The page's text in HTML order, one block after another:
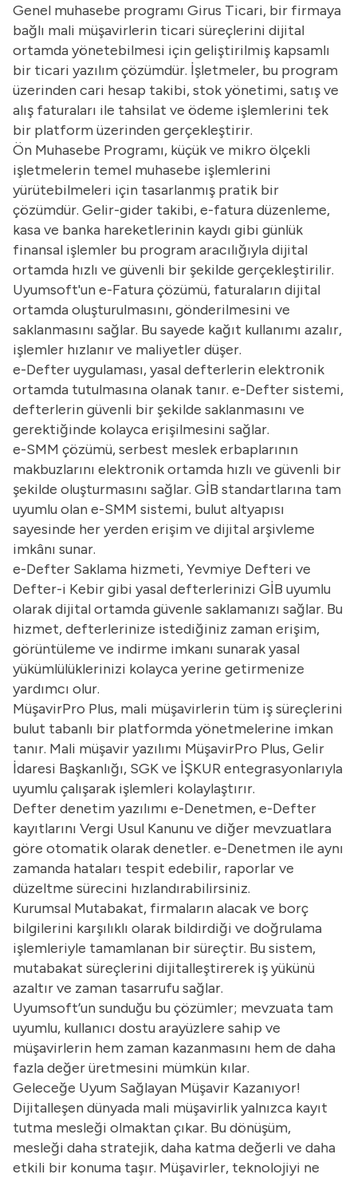
Genel muhasebe programı Girus Ticari, bir firmaya
bağlı mali müşavirlerin ticari süreçlerini dijital
ortamda yönetebilmesi için geliştirilmiş kapsamlı
bir ticari yazılım çözümdür. İşletmeler, bu program
üzerinden cari hesap takibi, stok yönetimi, satış ve
alış faturaları ile tahsilat ve ödeme işlemlerini tek
bir platform üzerinden gerçekleştirir.
Ön Muhasebe Programı, küçük ve mikro ölçekli
işletmelerin temel muhasebe işlemlerini
yürütebilmeleri için tasarlanmış pratik bir
çözümdür. Gelir-gider takibi, e-fatura düzenleme,
kasa ve banka hareketlerinin kaydı gibi günlük
finansal işlemler bu program aracılığıyla dijital
ortamda hızlı ve güvenli bir şekilde gerçekleştirilir.
Uyumsoft'une-Faturaçözümü, faturaların dijital
ortamda oluşturulmasını, gönderilmesini ve
saklanmasını sağlar. Bu sayede kağıt kullanımı azalır,
işlemler hızlanır ve maliyetler düşer.
e-Defteruygulaması, yasal defterlerin elektronik
ortamda tutulmasına olanak tanır. e-Defter sistemi,
defterlerin güvenli bir şekilde saklanmasını ve
gerektiğinde kolayca erişilmesini sağlar.
e-SMM çözümü, serbest meslek erbaplarının
makbuzlarını elektronik ortamda hızlı ve güvenli bir
şekilde oluşturmasını sağlar. GİB standartlarına tam
uyumlu olan e-SMM sistemi, bulut altyapısı
sayesinde her yerden erişim ve dijital arşivleme
imkânı sunar.
e-Defter Saklama hizmeti, Yevmiye Defteri ve
Defter-i Kebir gibi yasal defterlerinizi GİB uyumlu
olarak dijital ortamda güvenle saklamanızı sağlar. Bu
hizmet, defterlerinize istediğiniz zaman erişim,
görüntüleme ve indirme imkanı sunarak yasal
yükümlülüklerinizi kolayca yerine getirmenize
yardımcı olur.
MüşavirPro Plus, mali müşavirlerin tüm iş süreçlerini
bulut tabanlı bir platformda yönetmelerine imkan
tanır. Mali müşavir yazılımı MüşavirPro Plus, Gelir
İdaresi Başkanlığı, SGK ve İŞKUR entegrasyonlarıyla
uyumlu çalışarak işlemleri kolaylaştırır.
Defter denetim yazılımı e-Denetmen, e-Defter
kayıtlarını Vergi Usul Kanunu ve diğer mevzuatlara
göre otomatik olarak denetler. e-Denetmen ile aynı
zamanda hataları tespit edebilir, raporlar ve
düzeltme sürecini hızlandırabilirsiniz.
Kurumsal Mutabakat, firmaların alacak ve borç
bilgilerini karşılıklı olarak bildirdiği ve doğrulama
işlemleriyle tamamlanan bir süreçtir. Bu sistem,
mutabakat süreçlerini dijitalleştirerek iş yükünü
azaltır ve zaman tasarrufu sağlar.
Uyumsoft’un sunduğu bu çözümler; mevzuata tam
uyumlu, kullanıcı dostu arayüzlere sahip ve
müşavirlerin hem zaman kazanmasını hem de daha
fazla değer üretmesini mümkün kılar.
Geleceğe Uyum Sağlayan Müşavir Kazanıyor!
Dijitalleşen dünyada mali müşavirlik yalnızca kayıt
tutma mesleği olmaktan çıkar. Bu dönüşüm,
mesleği daha stratejik, daha katma değerli ve daha
etkili bir konuma taşır. Müşavirler, teknolojiyi ne